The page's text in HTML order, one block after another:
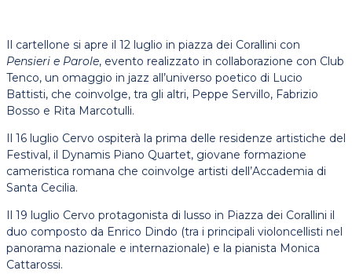
Il cartellone si apre il 12 luglio in piazza dei Corallini con
Pensieri e Parole, evento realizzato in collaborazione con Club
Tenco, un omaggio in jazz all’universo poetico di Lucio
Battisti, che coinvolge, tra gli altri, Peppe Servillo, Fabrizio
Bosso e Rita Marcotulli.
Il 16 luglio Cervo ospiterà la prima delle residenze artistiche del
Festival, il Dynamis Piano Quartet, giovane formazione
cameristica romana che coinvolge artisti dell’Accademia di
Santa Cecilia.
Il 19 luglio Cervo protagonista di lusso in Piazza dei Corallini il
duo composto da Enrico Dindo (tra i principali violoncellisti nel
panorama nazionale e internazionale) e la pianista Monica
Cattarossi.